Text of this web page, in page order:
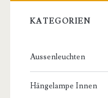
KATEGORIEN
Aussenleuchten
Hängelampe Innen